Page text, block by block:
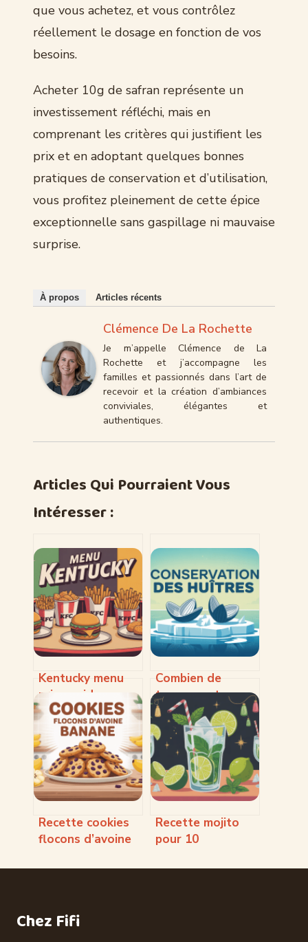
que vous achetez, et vous contrôlez
réellement le dosage en fonction de vos
besoins.
Acheter 10g de safran représente un
investissement réfléchi, mais en
comprenant les critères qui justifient les
prix et en adoptant quelques bonnes
pratiques de conservation et d’utilisation,
vous profitez pleinement de cette épice
exceptionnelle sans gaspillage ni mauvaise
surprise.
À propos Articles récents
Clémence De La Rochette
Je m’appelle Clémence de La
Rochette et j’accompagne les
familles et passionnés dans l’art de
recevoir et la création d’ambiances
conviviales, élégantes et
authentiques.
Articles Qui Pourraient Vous
Intéresser :
Kentucky menu
prix : guide
complet pour
maîtriser votre
budget au kfc
Combien de
temps peut-on
conserver des
huîtres sans
risque pour la
santé
Recette cookies
flocons d’avoine
sains et
Recette mojito
pour 10
proportions,
Chez Fifi